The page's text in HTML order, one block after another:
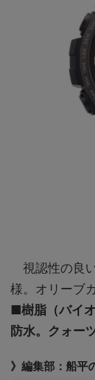
視認性の良
様。オリーブ
■樹脂（バイ
防水。クォー
》編集部：船平